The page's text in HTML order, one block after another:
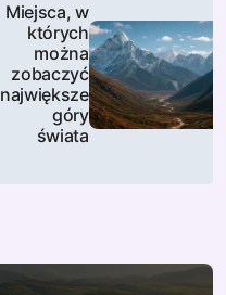
Miejsca, w
których
można
zobaczyć
największe
góry
świata